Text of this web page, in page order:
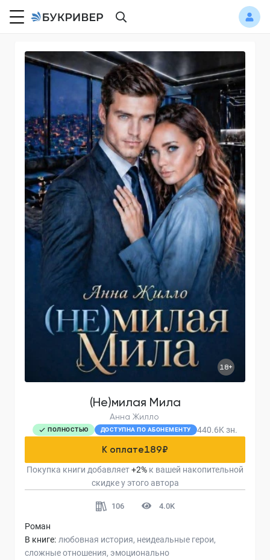
18+
(Не)милая Мила
Анна Жилло
ПОЛНОСТЬЮ ДОСТУПНА ПО АБОНЕМЕНТУ 440.6K зн.
К оплате189₽
Покупка книги добавляет+2% к вашей накопительной
скидке у этого автора
106 4.0K
Роман
В книге: любовная история неидеальные герои
сложные отношения эмоционально